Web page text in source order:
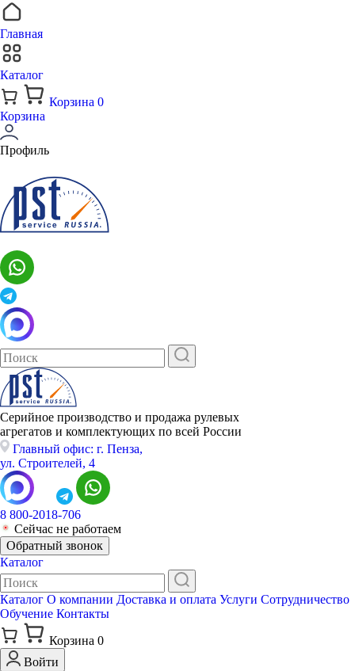
Главная
Каталог
Корзина 0
Корзина
Профиль
Серийное производство и продажа рулевых
агрегатов и комплектующих по всей России
Главный офис: г. Пенза,
ул. Строителей, 4
8 800-2018-706
Сейчас не работаем
Обратный звонок
Каталог
Каталог О компании Доставка и оплата Услуги Сотрудничество
Обучение Контакты
Корзина 0
Войти